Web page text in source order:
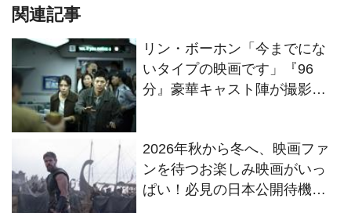
関連記事
リン・ボーホン「今までにな
いタイプの映画です」『96
分』豪華キャスト陣が撮影秘
2026年秋から冬へ、映画ファ
ンを待つお楽しみ映画がいっ
ぱい！必見の日本公開待機作